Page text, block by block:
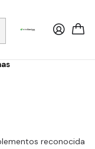
a todo el país y
reconocida